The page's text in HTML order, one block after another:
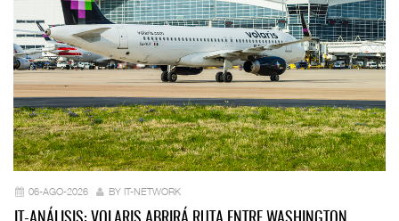
06-AGO-2026 BY IT-NETWORK